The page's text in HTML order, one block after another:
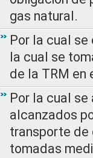
gas natural.
Por la cual se
la cual se
de la TRM en
Por la cual
alcanzados
transporte de
tomadas